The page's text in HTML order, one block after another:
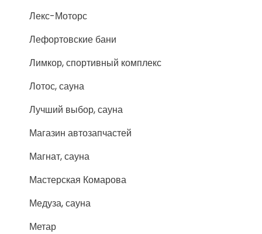
Лекс-Моторс
Лефортовские бани
Лимкор, спортивный комплекс
Лотос, сауна
Лучший выбор, сауна
Магазин автозапчастей
Магнат, сауна
Мастерская Комарова
Медуза, сауна
Метар